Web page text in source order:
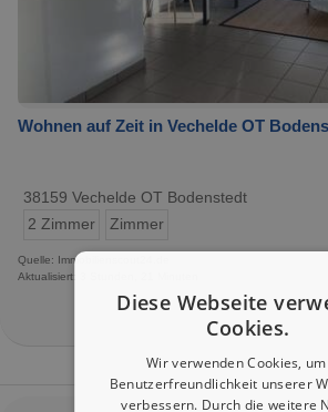
Wohnen auf Zeit in Vechelde OT
38159 Vechelde OT Bodenstedt
2 Zimmer
Zimmer
Quelle: Immobilienscout24.de
Aktualisiert: 3 Stunden, 21 Minuten
Diese Webseite
Cookies.
Wir verwenden Cookies,
Benutzerfreundlichkeit unserer
verbessern. Durch die weitere